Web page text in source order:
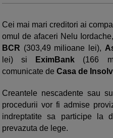
Cei mai mari creditori ai
omul de afaceri Nelu
BCR (303,49 milioane lei),
lei) si
EximBank (166
comunicate de Casa de
Creantele nescadente sau
procedurii vor fi admise
indreptatite sa participe la
prevazuta de lege.